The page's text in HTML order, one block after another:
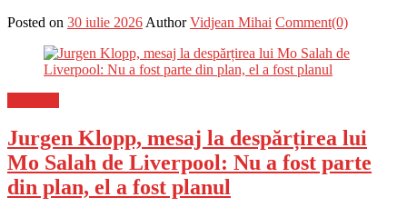
Posted on 30 iulie 2026 Author Vidjean Mihai Comment(0)
Jurgen Klopp, mesaj la despărțirea lui
Mo Salah de Liverpool: Nu a fost parte
din plan, el a fost planul